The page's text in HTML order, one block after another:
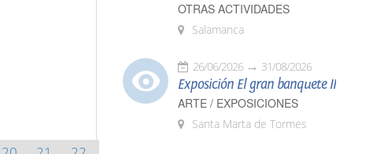
OTRAS ACTIVIDADES
Salamanca
26/06/2026 31/08/2026
Exposición El gran banquete II
ARTE / EXPOSICIONES
Santa Marta de Tormes